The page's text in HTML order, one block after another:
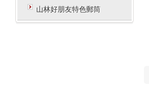
山林好朋友特色郵筒